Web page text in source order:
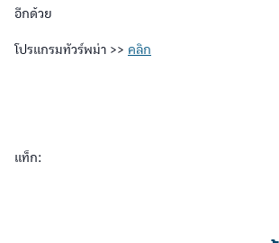
อีกด้วย
โปรแกรมทัวร์พม่า >> คลิก
แท็ก: